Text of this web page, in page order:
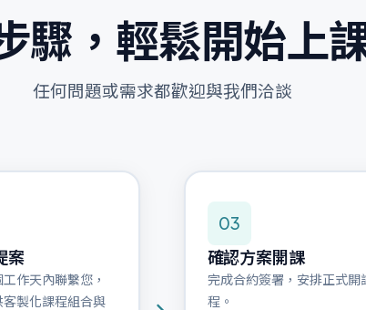
驟，輕鬆開始上
任何問題或需求都歡迎與我們洽談
案
作天內聯繫您，
製化課程組合與
03
確認方案開課
完成合約簽署，安排正式開
程。